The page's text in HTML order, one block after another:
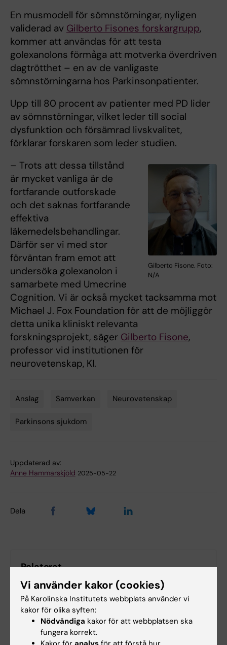
En musmodell för sömnstörningar, nyligen
validerad av Gilberto Fisones forskargrupp,
kommer att användas för att testa
golexanolons förmåga att motverka överdriven
dagtrötthet – en av de vanligaste
sömnstörningarna hos Parkinsonpatienter.
Upp till 80 procent av patienter med PD lider
av sömnstörningar, vilket leder till social
dysfunktion och försämrad livskvalitet,
förklarar forskaren som leder studien.
Gilberto Fisone. Foto:
N/A
– Trots att dessa tillstånd
är mycket vanliga är de
fortfarande outforskade
och det saknas fortfarande
effektiva
läkemedelsbehandlingar.
Därför ser vi med stor
förväntan fram emot att
undersöka golexanolon i
samarbete med Umecrine
Cognition. Vi är också mycket tacksamma mot
Michael J. Fox Foundation för att de möjliggör
detta unika kliniskt relevanta
forskningsprojekt, säger Gilberto Fisone,
professor vid institutionen för
neurovetenskap, KI.
Anslag Samverkan Neurovetenskap
Parkinsons sjukdom
Uppdaterad av:
Anne Hammarskjöld 2025-05-22
Dela
Relaterat
Läs Umecrines pressmeddelande (på engelska)
Tema: Parkinsons sjukdom
Vi använder kakor (cookies)
På Karolinska Institutets webbplats använder vi
kakor för olika syften:
Nödvändiga kakor för att webbplatsen ska
fungera korrekt.